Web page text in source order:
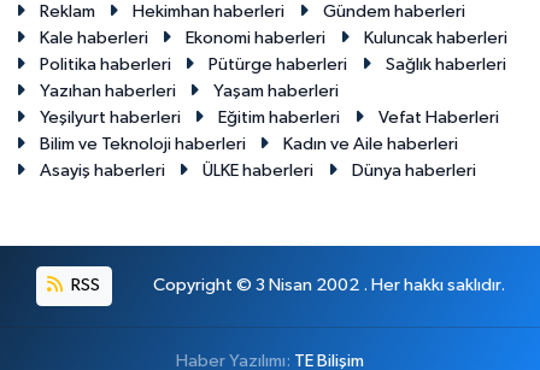
Reklam
Hekimhan haberleri
Gündem haberleri
Kale haberleri
Ekonomi haberleri
Kuluncak haberleri
Politika haberleri
Pütürge haberleri
Sağlık haberleri
Yazıhan haberleri
Yaşam haberleri
Yeşilyurt haberleri
Eğitim haberleri
Vefat Haberleri
Bilim ve Teknoloji haberleri
Kadın ve Aile haberleri
Asayiş haberleri
ÜLKE haberleri Dünya haberleri
RSS Copyright © 3 Nisan 2002 . Her hakkı saklıdır.
Haber Yazılımı: TE Bilişim